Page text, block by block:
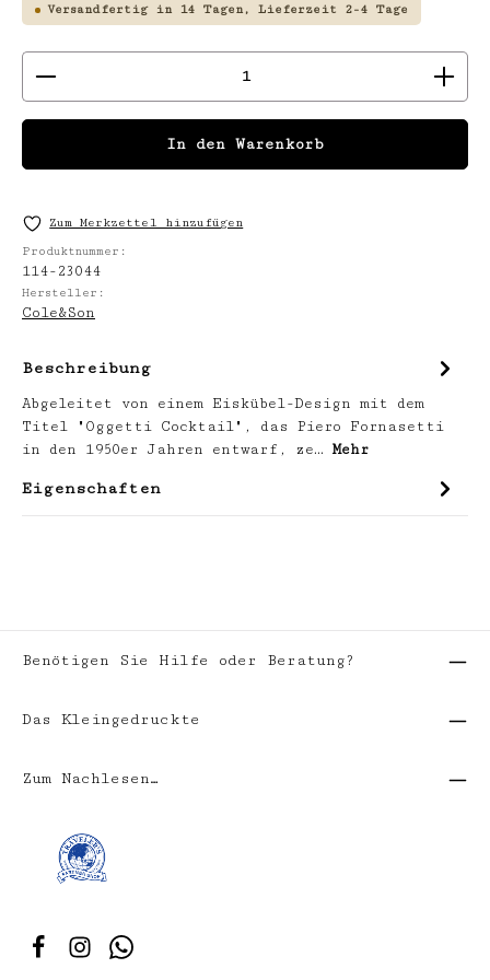
Versandfertig in 14 Tagen, Lieferzeit 2-4 Tage
Produkt Anzahl: Gib den gewünschten
In den Warenkorb
Zum Merkzettel hinzufügen
Produktnummer:
114-23044
Hersteller:
Cole&Son
Beschreibung
Abgeleitet von einem Eiskübel-Design mit dem
Titel "Oggetti Cocktail", das Piero Fornasetti
in den 1950er Jahren entwarf, ze… Mehr
Eigenschaften
Benötigen Sie Hilfe oder Beratung?
Das Kleingedruckte
Zum Nachlesen…